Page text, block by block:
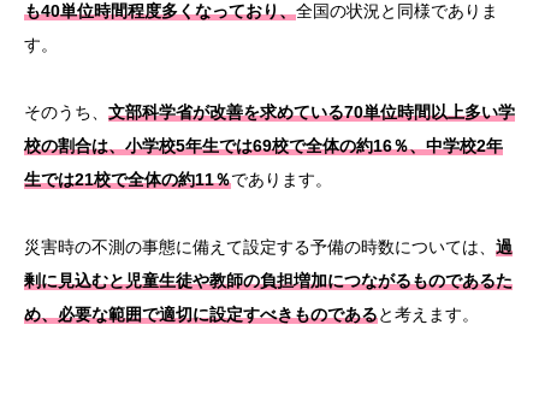
も40単位時間程度多くなっており、全国の状況と同様でありま
す。
そのうち、 文部科学省が改善を求めている70単位時間以上多い学
校の割合は、小学校5年生では69校で全体の約16％、中学校2年
生では21校で全体の約11％であります。
災害時の不測の事態に備えて設定する予備の時数については、 過
剰に見込むと児童生徒や教師の負担増加につながるものであるた
め、必要な範囲で適切に設定すべきものであると考えます。